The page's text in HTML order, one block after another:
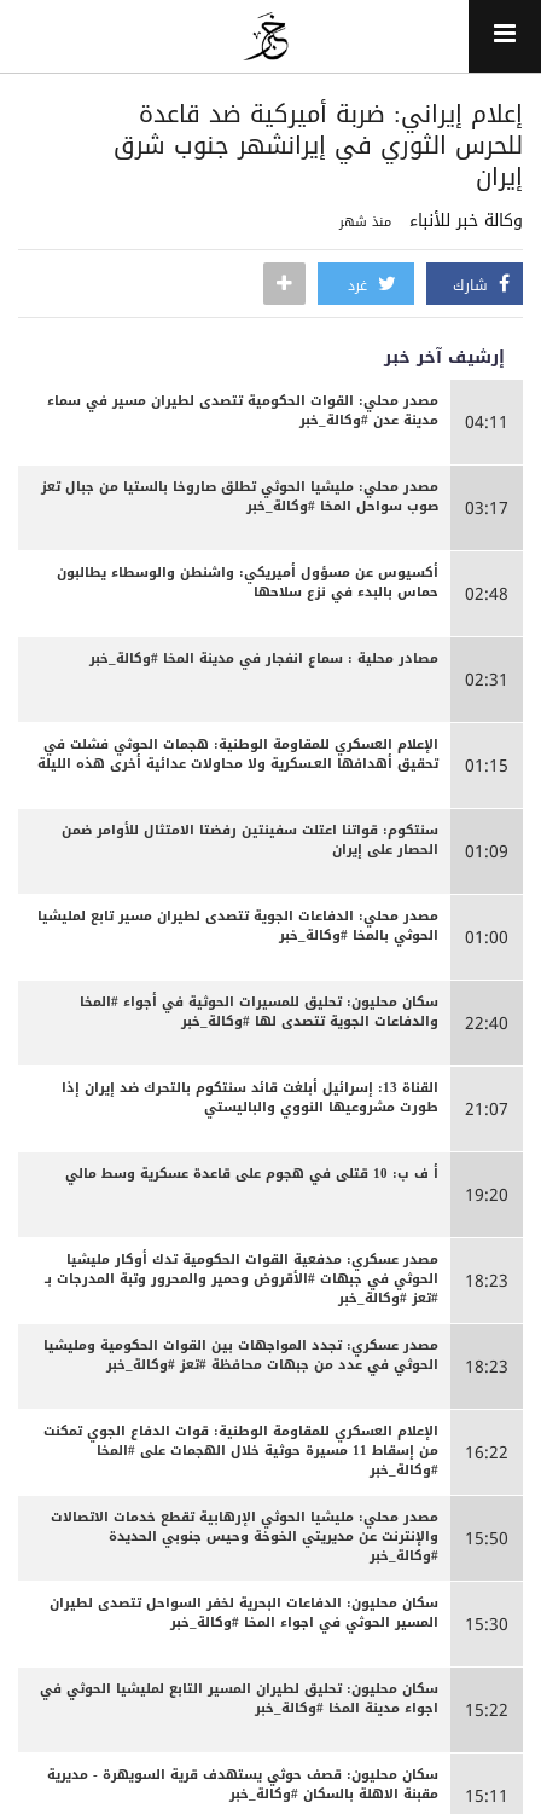
إعلام إيراني: ضربة أميركية ضد قاعدة
للحرس الثوري في إيرانشهر جنوب شرق
إيران
وكالة خبر للأنباء منذ شهر
شارك غرد
إرشيف آخر خبر
04:11
مصدر محلي: القوات الحكومية تتصدى لطيران مسير في سماء
مدينة عدن #وكالة_خبر
03:17
مصدر محلي: مليشيا الحوثي تطلق صاروخا بالستيا من جبال تعز
صوب سواحل المخا #وكالة_خبر
02:48
أكسيوس عن مسؤول أميريكي: واشنطن والوسطاء يطالبون
حماس بالبدء في نزع سلاحها
02:31
مصادر محلية : سماع انفجار في مدينة المخا #وكالة_خبر
01:15
الإعلام العسكري للمقاومة الوطنية: هجمات الحوثي فشلت في
تحقيق أهدافها العـسكرية ولا محاولات عدائية أخرى هذه الليلة
01:09
سنتكوم: قواتنا اعتلت سفينتين رفضتا الامتثال للأوامر ضمن
الحصار على إيران
01:00
مصدر محلي: الدفاعات الجوية تتصدى لطيران مسير تابع لمليشيا
الحوثي بالمخا #وكالة_خبر
22:40
سكان محليون: تحليق للمسيرات الحوثية في أجواء #المخا
والدفاعات الجوية تتصدى لها #وكالة_خبر
21:07
القناة 13: إسرائيل أبلغت قائد سنتكوم بالتحرك ضد إيران إذا
طورت مشروعيها النووي والباليستي
19:20
أ ف ب: 10 قتلى في هجوم على قاعدة عسكرية وسط مالي
18:23
مصدر عسكري: مدفعية القوات الحكومية تدك أوكار مليشيا
الحوثي في جبهات #الأقروض وحمير والمحرور وتبة المدرجات بـ
#تعز #وكالة_خبر
18:23
مصدر عسكري: تجدد المواجهات بين القوات الحكومية ومليشيا
الحوثي في عدد من جبهات محافظة #تعز #وكالة_خبر
16:22
الإعلام العسكري للمقاومة الوطنية: قوات الدفاع الجوي تمكنت
من إسقاط 11 مسيرة حوثية خلال الهجمات على #المخا
#وكالة_خبر
15:50
مصدر محلي: مليشيا الحوثي الإرهابية تقطع خدمات الاتصالات
والإنترنت عن مديريتي الخوخة وحيس جنوبي الحديدة
#وكالة_خبر
15:30
سكان محليون: الدفاعات البحرية لخفر السواحل تتصدى لطيران
المسير الحوثي في اجواء المخا #وكالة_خبر
15:22
سكان محليون: تحليق لطيران المسير التابع لمليشيا الحوثي في
اجواء مدينة المخا #وكالة_خبر
15:11
سكان محليون: قصف حوثي يستهدف قرية السويهرة - مديرية
مقبنة الاهلة بالسكان #وكالة_خبر